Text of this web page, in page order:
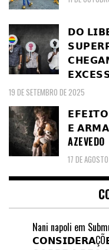
𝗗𝗢
19 DE SETEMBRO DE 2025
𝗘
AZEVEDO
17 DE
Nani napoli em